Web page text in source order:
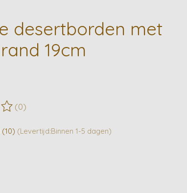
desertborden met
19cm
van dit product is
(0)
(Levertijd:Binnen 1-5 dagen)